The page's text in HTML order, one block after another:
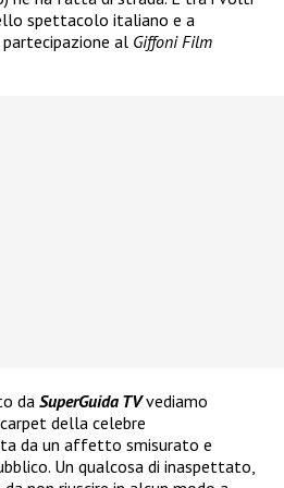
spettacolo italiano e a
al Giffoni Film
da SuperGuida TVvediamo
della celebre
da un affetto smisurato e
Un qualcosa di inaspettato,